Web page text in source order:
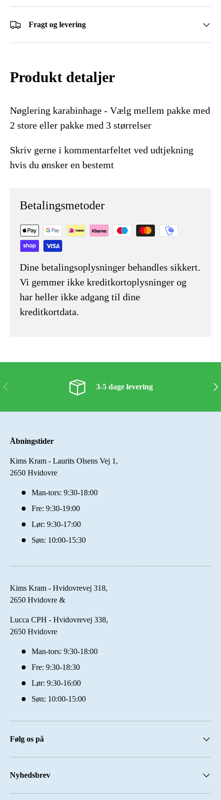
Fragt og levering
Produkt detaljer
Nøglering karabinhage - Vælg mellem pakke med
2 store eller pakke med 3 størrelser
Skriv gerne i kommentarfeltet ved udtjekning
hvis du ønsker en bestemt
Betalingsmetoder
Dine betalingsoplysninger behandles sikkert.
Vi gemmer ikke kreditkortoplysninger og
har heller ikke adgang til dine
kreditkortdata.
Forrige 3-5 dage levering
Åbningstider
Kims Kram - Laurits Olsens Vej 1,
2650 Hvidovre
Man-tors: 9:30-18:00
Fre: 9:30-19:00
Lør: 9:30-17:00
Søn: 10:00-15:30
Kims Kram - Hvidovrevej 318,
2650 Hvidovre &
Lucca CPH - Hvidovrevej 338,
2650 Hvidovre
Man-tors: 9:30-18:00
Fre: 9:30-18:30
Lør: 9:30-16:00
Søn: 10:00-15:00
Følg os på
Nyhedsbrev